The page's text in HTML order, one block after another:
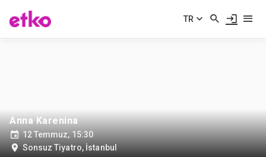
TR
Anna Karenina
12 Temmuz, 15:30
Sonsuz Tiyatro, İstanbul